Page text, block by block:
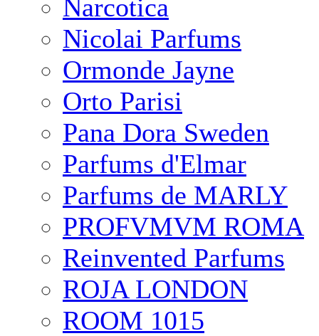
Narcotica
Nicolai Parfums
Ormonde Jayne
Orto Parisi
Pana Dora Sweden
Parfums d'Elmar
Parfums de MARLY
PROFVMVM ROMA
Reinvented Parfums
ROJA LONDON
ROOM 1015